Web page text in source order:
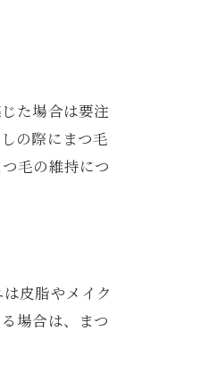
た場合は要注
の際にまつ毛
毛の維持につ
皮脂やメイク
場合は、まつ